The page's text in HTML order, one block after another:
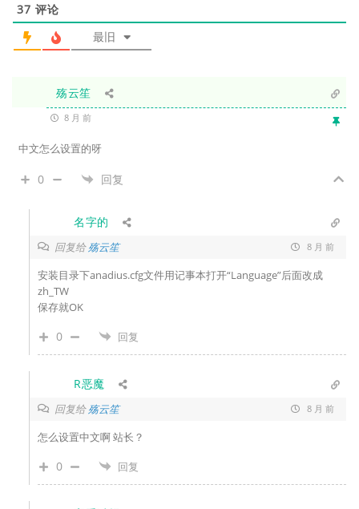
37 评论
最旧
殇云笙
8 月 前
中文怎么设置的呀
0 回复
名字的
回复给殇云笙 8 月 前
安装目录下anadius.cfg文件用记事本打开“Language”后面改成
zh_TW
保存就OK
0 回复
R恶魔
回复给殇云笙 8 月 前
怎么设置中文啊 站长？
0 回复